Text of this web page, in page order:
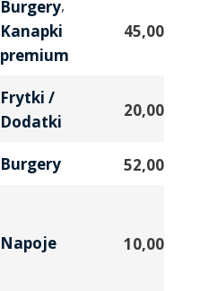
Burgery,
Kanapki
premium
45,00
Frytki /
Dodatki
20,00
Burgery 52,00
Napoje 10,00